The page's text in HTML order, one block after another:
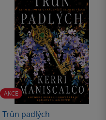
AKCE
Trůn padlých